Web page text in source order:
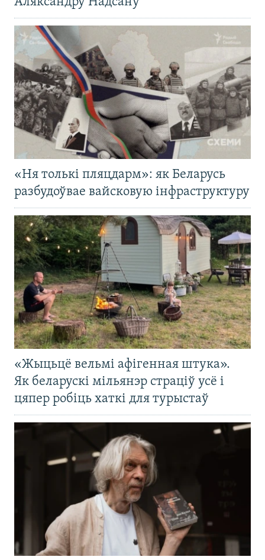
«Ня толькі пляцдарм»: як Беларусь
разбудоўвае вайсковую інфраструктуру
«Жыцьцё вельмі афігенная штука».
Як беларускі мільянэр страціў усё і
цяпер робіць хаткі для турыстаў